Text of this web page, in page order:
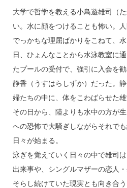
大学で哲学を教える小鳥遊雄司（
い。水に顔をつけることも怖い。
でっかちな理屈ばかりをこねて、
日、ひょんなことから水泳教室に
たプールの受付で、強引に入会を
静香（うすはらしずか）だった。
婦たちの中に、体をこわばらせた
その日から、陸よりも水中の方が
への恐怖で大騒ぎしながらそれで
日々が始まる。
泳ぎを覚えていく日々の中で雄司
出来事や、シングルマザーの恋人
そらし続けていた現実とも向き合